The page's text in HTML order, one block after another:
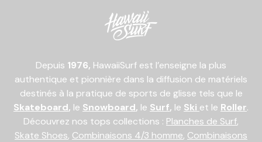
Depuis 1976, HawaiiSurf est l’enseigne la plus
authentique et pionnière dans la diffusion de matériels
destinés à la pratique de sports de glisse tels que le
Skateboard, le Snowboard, le Surf, le Ski et le Roller.
Découvrez nos tops collections : Planches de Surf,
Skate Shoes, Combinaisons 4/3 homme, Combinaisons